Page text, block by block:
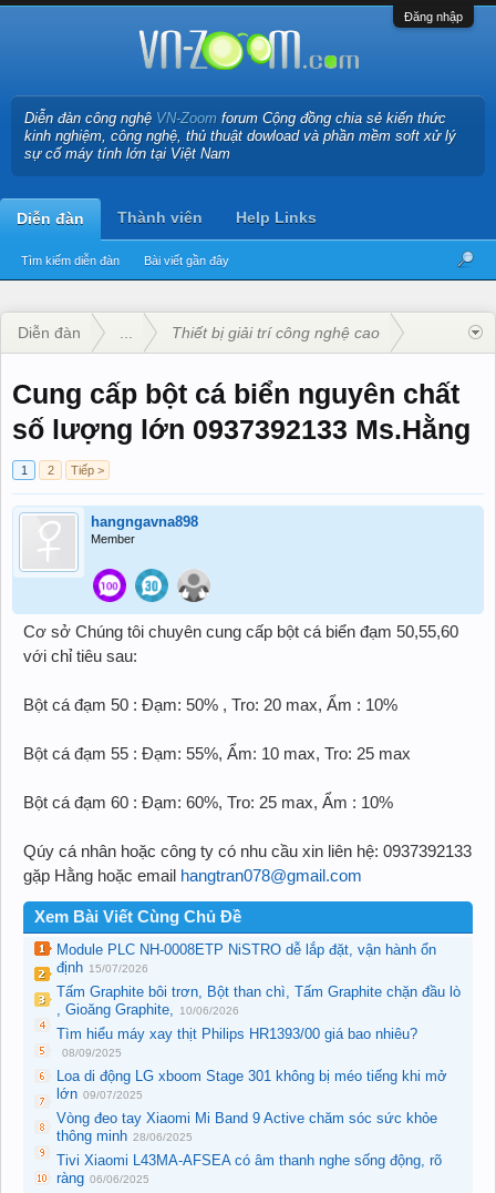
Đăng nhập
Diễn đàn công nghệ VN-Zoom forum Cộng đồng chia sẻ kiến thức
kinh nghiệm, công nghệ, thủ thuật dowload và phần mềm soft xử lý
sự cố máy tính lớn tại Việt Nam
Diễn đàn
Tìm kiếm diễn đàn Bài viết gần đây
Thành viên Help Links
Diễn đàn Thiết bị giải trí công nghệ cao
Cung cấp bột cá biển nguyên chất
số lượng lớn 0937392133 Ms.Hằng
1 2 Tiếp >
hangngavna898
Member
Cơ sở Chúng tôi chuyên cung cấp bột cá biển đạm 50,55,60
với chỉ tiêu sau:
Bột cá đạm 50 : Đạm: 50% , Tro: 20 max, Ẩm : 10%
Bột cá đạm 55 : Đạm: 55%, Ẩm: 10 max, Tro: 25 max
Bột cá đạm 60 : Đạm: 60%, Tro: 25 max, Ẩm : 10%
Qúy cá nhân hoặc công ty có nhu cầu xin liên hệ: 0937392133
gặp Hằng hoặc email hangtran078@gmail.com
Xem Bài Viết Cùng Chủ Đề
Module PLC NH-0008ETP NiSTRO dễ lắp đặt, vận hành ổn
định 15/07/2026
Tấm Graphite bôi trơn, Bột than chì, Tấm Graphite chặn đầu lò
, Gioăng Graphite,
10/06/2026
Tìm hiểu máy xay thịt Philips HR1393/00 giá bao nhiêu?
08/09/2025
Loa di động LG xboom Stage 301 không bị méo tiếng khi mở
lớn 09/07/2025
Vòng đeo tay Xiaomi Mi Band 9 Active chăm sóc sức khỏe
thông minh 28/06/2025
Tivi Xiaomi L43MA-AFSEA có âm thanh nghe sống động, rõ
ràng 06/06/2025